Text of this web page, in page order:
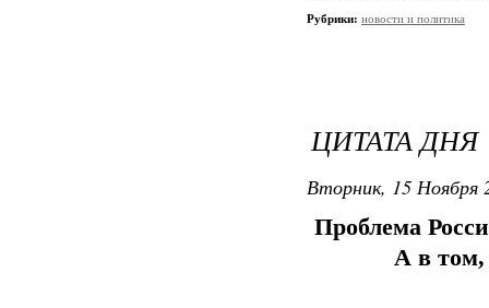
Рубрики: новости и политика
ЦИТАТА ДНЯ
Вторник, 15 Ноября
Проблема
А в том,